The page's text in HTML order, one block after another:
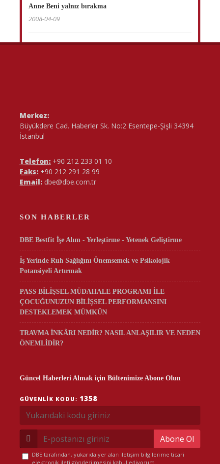
Anne Beni yalnız bırakma
2008-04-09
Merkez:
Büyükdere Cad. Haberler Sk. No:2 Esentepe-Şişli 34394
İstanbul
Telefon: +90 212 233 01 10
Faks: +90 212 291 28 99
Email: dbe@dbe.com.tr
SON HABERLER
DBE Bestfit İşe Alım - Yerleştirme - Yetenek Geliştirme
İş Yerinde Ruh Sağlığını Önemsemek ve Psikolojik
Potansiyeli Artırmak
PASS BİLİŞSEL MÜDAHALE PROGRAMI İLE
ÇOCUĞUNUZUN BİLİŞSEL PERFORMANSINI
DESTEKLEMEK MÜMKÜN
TRAVMA İNKÂRI NEDİR? NASIL ANLAŞILIR VE NEDEN
ÖNEMLİDİR?
Güncel Haberleri Almak için Bültenimize Abone Olun
GÜVENLIK KODU: 1358
Abone Ol
DBE tarafından, yukarıda yer alan iletişim bilgilerime ticari
elektronik ileti gönderilmesini kabul ediyorum.